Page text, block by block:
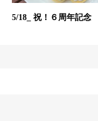
5/18_ 祝！６周年記念